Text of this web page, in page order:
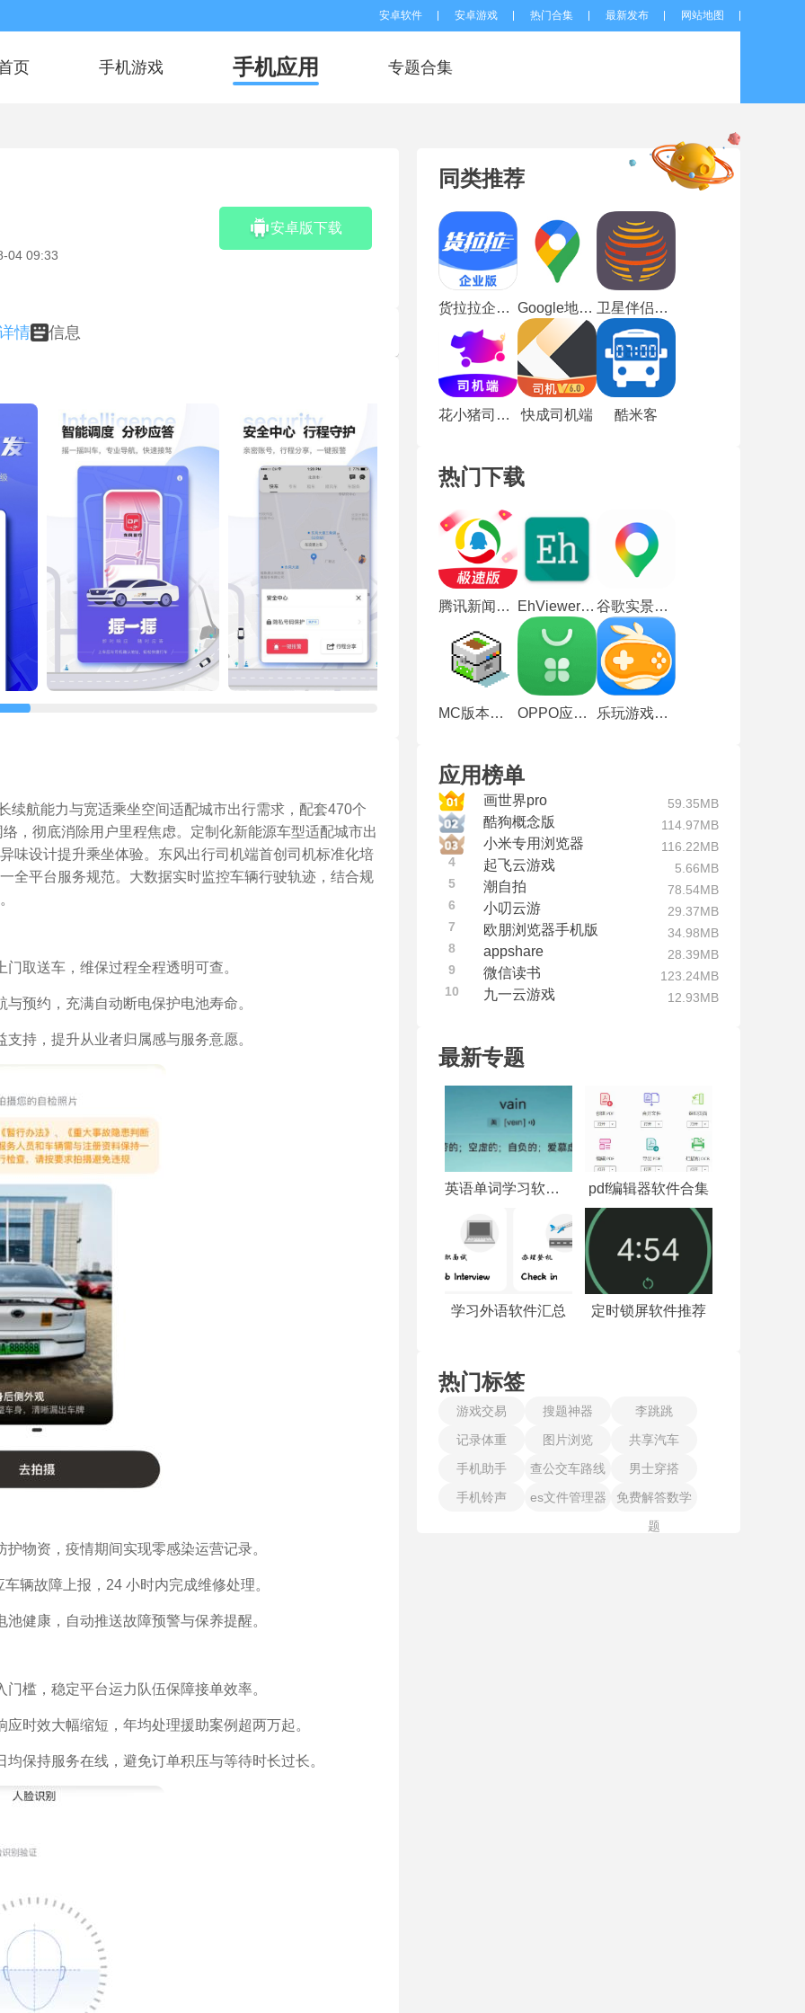
安卓软件 安卓游戏 热门合集 最新发布 网站地图
页 手机游戏 手机应用 专题合集
04 09:33
安卓版下载
情 信息
续航能力与宽适乘坐空间适配城市出行需求，配套470个
，彻底消除用户里程焦虑。定制化新能源车型适配城市出
味设计提升乘坐体验。东风出行司机端首创司机标准化培
全平台服务规范。大数据实时监控车辆行驶轨迹，结合规
取送车，维保过程全程透明可查。
预约，充满自动断电保护电池寿命。
持，提升从业者归属感与服务意愿。
物资，疫情期间实现零感染运营记录。
辆故障上报，24 小时内完成维修处理。
健康，自动推送故障预警与保养提醒。
槛，稳定平台运力队伍保障接单效率。
时效大幅缩短，年均处理援助案例超两万起。
保持服务在线，避免订单积压与等待时长过长。
同类推荐
货拉拉企业版 Google地图手机版 卫星伴侣最新版
花小猪司机端 快成司机端 酷米客
热门下载
腾讯新闻极速版 EhViewer绿色版 谷歌实景地图
MC版本库最新版 OPPO应用商店最新版 乐玩游戏盒子
应用榜单
画世界pro 59.35MB
酷狗概念版 114.97MB
小米专用浏览器
116.22MB
4
起飞云游戏
5.66MB
5
潮自拍
78.54MB
6
小叨云游
29.37MB
7
欧朋浏览器手机版
34.98MB
8
appshare
28.39MB
9
微信读书
123.24MB
10
九一云游戏 12.93MB
最新专题
英语单词学习软件合集 pdf编辑器软件合集
学习外语软件汇总 定时锁屏软件推荐
热门标签
游戏交易 搜题神器
李跳跳
记录体重
图片浏览
共享汽车
手机助手
查公交车路线
男士穿搭
手机铃声
es文件管理器
免费解答数学
题